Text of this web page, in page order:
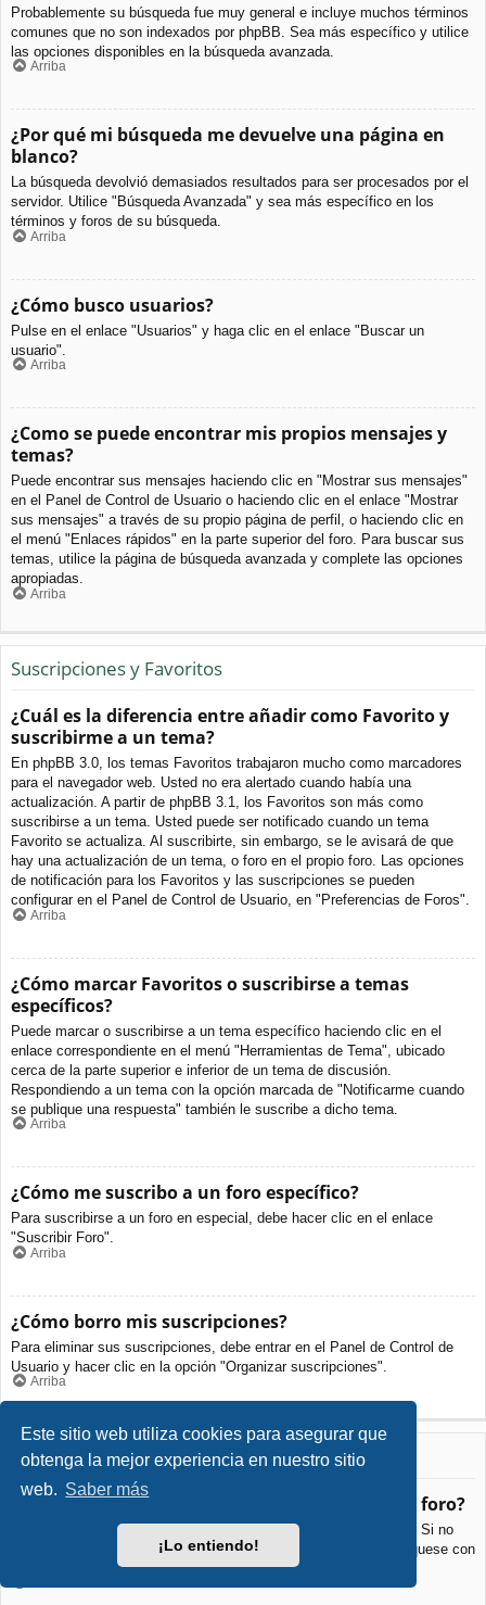
Este sitio web utiliza cookies para asegurar que
obtenga la mejor experiencia en nuestro sitio
web. Saber más
¡Lo entiendo!
Probablemente su búsqueda fue muy general e incluye muchos términos
comunes que no son indexados por phpBB. Sea más específico y utilice
las opciones disponibles en la búsqueda avanzada.
Arriba
¿Por qué mi búsqueda me devuelve una página en
blanco?
La búsqueda devolvió demasiados resultados para ser procesados por el
servidor. Utilice "Búsqueda Avanzada" y sea más específico en los
términos y foros de su búsqueda.
Arriba
¿Cómo busco usuarios?
Pulse en el enlace "Usuarios" y haga clic en el enlace "Buscar un
usuario".
Arriba
¿Como se puede encontrar mis propios mensajes y
temas?
Puede encontrar sus mensajes haciendo clic en "Mostrar sus mensajes"
en el Panel de Control de Usuario o haciendo clic en el enlace "Mostrar
sus mensajes" a través de su propio página de perfil, o haciendo clic en
el menú "Enlaces rápidos" en la parte superior del foro. Para buscar sus
temas, utilice la página de búsqueda avanzada y complete las opciones
apropiadas.
Arriba
Suscripciones y Favoritos
¿Cuál es la diferencia entre añadir como Favorito y
suscribirme a un tema?
En phpBB 3.0, los temas Favoritos trabajaron mucho como marcadores
para el navegador web. Usted no era alertado cuando había una
actualización. A partir de phpBB 3.1, los Favoritos son más como
suscribirse a un tema. Usted puede ser notificado cuando un tema
Favorito se actualiza. Al suscribirte, sin embargo, se le avisará de que
hay una actualización de un tema, o foro en el propio foro. Las opciones
de notificación para los Favoritos y las suscripciones se pueden
configurar en el Panel de Control de Usuario, en "Preferencias de Foros".
Arriba
¿Cómo marcar Favoritos o suscribirse a temas
específicos?
Puede marcar o suscribirse a un tema específico haciendo clic en el
enlace correspondiente en el menú "Herramientas de Tema", ubicado
cerca de la parte superior e inferior de un tema de discusión.
Respondiendo a un tema con la opción marcada de "Notificarme cuando
se publique una respuesta" también le suscribe a dicho tema.
Arriba
¿Cómo me suscribo a un foro específico?
Para suscribirse a un foro en especial, debe hacer clic en el enlace
"Suscribir Foro".
Arriba
¿Cómo borro mis suscripciones?
Para eliminar sus suscripciones, debe entrar en el Panel de Control de
Usuario y hacer clic en la opción "Organizar suscripciones".
Arriba
Archivos Adjuntos
¿Qué archivos adjuntos son permitidos en este foro?
Cada foro puede permitir o no ciertos tipos de archivos adjuntos. Si no
está seguro de que tipos de archivos se pueden cargar, comuníquese con
La Administración para obtener más información.